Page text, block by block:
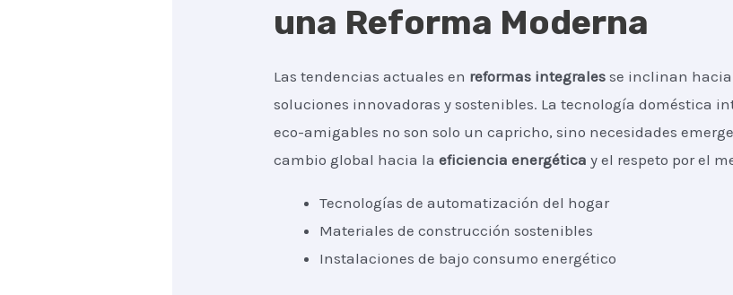
una Reforma Moderna
Las tendencias actuales en reformas integrales se inclinan
soluciones innovadoras y sostenibles. La tecnología doméstica
eco-amigables no son solo un capricho, sino necesidades
cambio global hacia laeficiencia energética y el respeto por el
Tecnologías de automatización del hogar
Materiales de construcción sostenibles
Instalaciones de bajo consumo energético